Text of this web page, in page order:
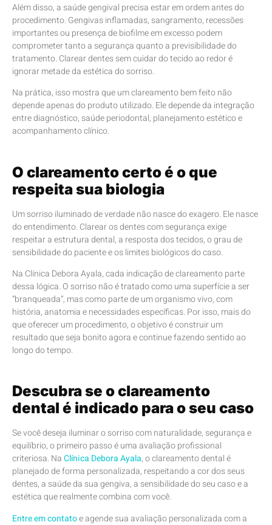
Além disso, a saúde gengival precisa estar em ordem antes do
procedimento. Gengivas inflamadas, sangramento, recessões
importantes ou presença de biofilme em excesso podem
comprometer tanto a segurança quanto a previsibilidade do
tratamento. Clarear dentes sem cuidar do tecido ao redor é
ignorar metade da estética do sorriso.
Na prática, isso mostra que um clareamento bem feito não
depende apenas do produto utilizado. Ele depende da integração
entre diagnóstico, saúde periodontal, planejamento estético e
acompanhamento clínico.
O clareamento certo é o que
respeita sua biologia
Um sorriso iluminado de verdade não nasce do exagero. Ele nasce
do entendimento. Clarear os dentes com segurança exige
respeitar a estrutura dental, a resposta dos tecidos, o grau de
sensibilidade do paciente e os limites biológicos do caso.
Na Clínica Debora Ayala, cada indicação de clareamento parte
dessa lógica. O sorriso não é tratado como uma superfície a ser
“branqueada”, mas como parte de um organismo vivo, com
história, anatomia e necessidades específicas. Por isso, mais do
que oferecer um procedimento, o objetivo é construir um
resultado que seja bonito agora e continue fazendo sentido ao
longo do tempo.
Descubra se o clareamento
dental é indicado para o seu caso
Se você deseja iluminar o sorriso com naturalidade, segurança e
equilíbrio, o primeiro passo é uma avaliação profissional
criteriosa. NaClínica Debora Ayala, o clareamento dental é
planejado de forma personalizada, respeitando a cor dos seus
dentes, a saúde da sua gengiva, a sensibilidade do seu caso e a
estética que realmente combina com você.
Entre em contatoe agende sua avaliação personalizada com a